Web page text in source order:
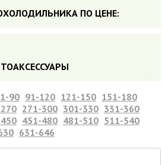
ПO ЦЕНЕ:
90 91-120 121-150 151-180
271-300 301-330 331-360
451-480 481-510 511-540
631-646